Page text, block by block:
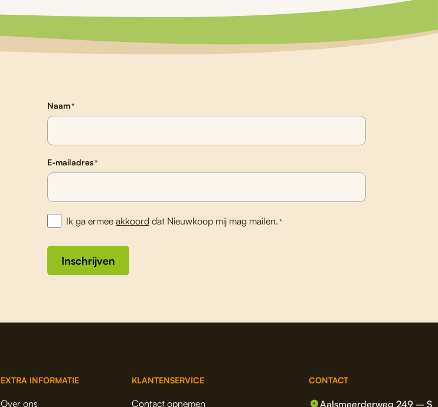
Naam*
E-mailadres*
Ik ga ermee akkoord dat Nieuwkoop mij mag mailen.*
Inschrijven
EXTRA INFORMATIE
Over ons
KLANTENSERVICE
Contact opnemen
CONTACT
Aalsmeerderweg 249 – S